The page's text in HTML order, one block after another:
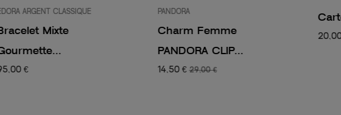
ARGENT CLASSIQUE
Mixte
€
PANDORA
Charm Femme
PANDORA CLIP...
14,50 €29,00 €